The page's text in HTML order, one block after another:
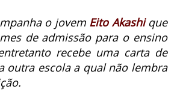
o jovem Eito Akashique
de admissão para o ensino
recebe uma carta de
outra escola a qual não lembra